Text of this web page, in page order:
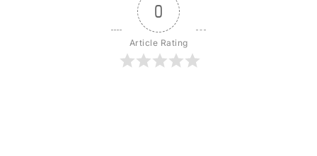
0
Article Rating